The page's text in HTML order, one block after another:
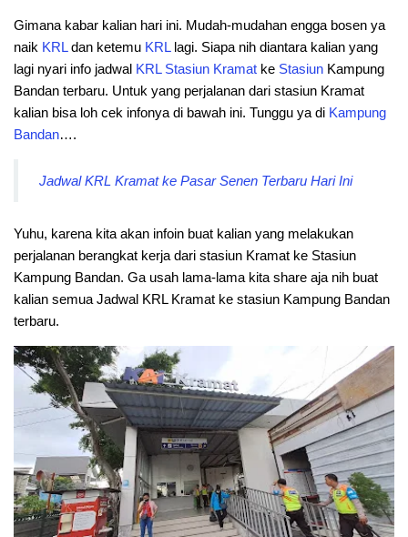
Gimana kabar kalian hari ini. Mudah-mudahan engga bosen ya
naik KRLdan ketemu KRLlagi. Siapa nih diantara kalian yang
lagi nyari info jadwal KRL Stasiun Kramat ke Stasiun Kampung
Bandan terbaru. Untuk yang perjalanan dari stasiun Kramat
kalian bisa loh cek infonya di bawah ini. Tunggu ya di Kampung
Bandan….
Jadwal KRL Kramat ke Pasar Senen Terbaru Hari Ini
Yuhu, karena kita akan infoin buat kalian yang melakukan
perjalanan berangkat kerja dari stasiun Kramat ke Stasiun
Kampung Bandan. Ga usah lama-lama kita share aja nih buat
kalian semua Jadwal KRL Kramat ke stasiun Kampung Bandan
terbaru.